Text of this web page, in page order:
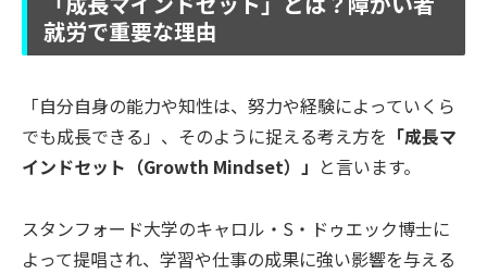
就労で重要な理由
「自分自身の能力や知性は、努力や経験によっていくら
でも成長できる」、そのように捉える考え方を 「成長マ
インドセット（Growth Mindset）」 と言います。
スタンフォード大学のキャロル・S・ドゥエック博士に
よって提唱され、学習や仕事の成果に強い影響を与える